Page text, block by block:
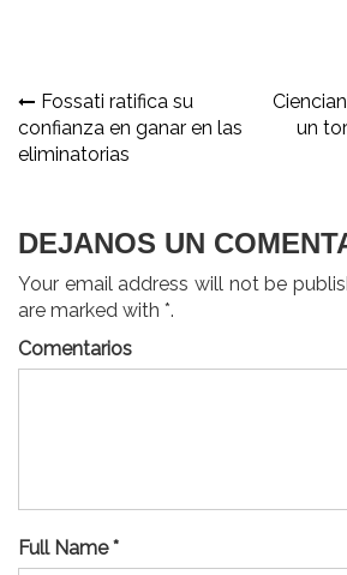
Navegación
de
Fossati ratifica su
confianza en ganar en las
eliminatorias
un
DEJANOS UN
Your email address will not be
are marked with *.
Comentarios
Full Name *